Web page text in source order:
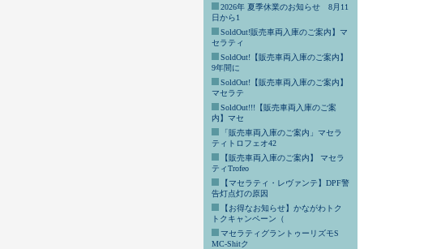
2026年 夏季休業のお知らせ 8月11
日から1
SoldOut!販売車両入庫のご案内】マ
セラティ
SoldOut!【販売車両入庫のご案内】
9年間に
SoldOut!【販売車両入庫のご案内】
マセラテ
SoldOut!!!【販売車両入庫のご案
内】マセ
「販売車両入庫のご案内」マセラ
ティトロフェオ42
【販売車両入庫のご案内】 マセラ
ティTrofeo
【マセラティ・レヴァンテ】DPF警
告灯点灯の原因
【お得なお知らせ】かながわトク
トクキャンペーン（
マセラティグラントゥーリズモS
MC-Shitク